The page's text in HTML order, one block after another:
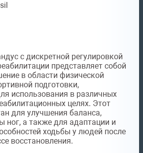
с дискретной регулировкой
представляет собой
в области физической
подготовки,
использования в различных
целях. Этот
для улучшения баланса,
ног, а также для адаптации и
ходьбы у людей после
восстановления.